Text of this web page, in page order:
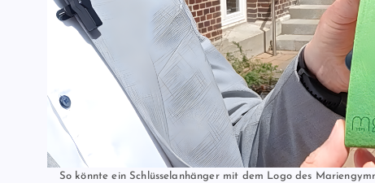
So könnte ein Schlüsselanhänger mit dem Logo des